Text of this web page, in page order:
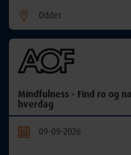
Odder
Mindfulness - Find ro og
hverdag
09-09-2026